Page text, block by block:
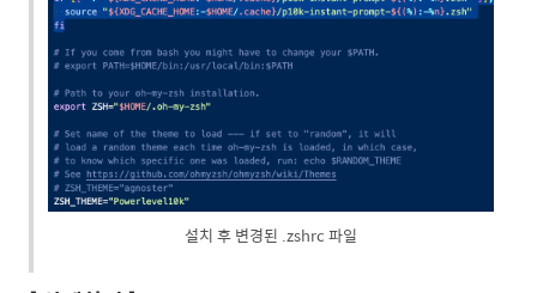
설치 후 변경된 .zshrc 파일